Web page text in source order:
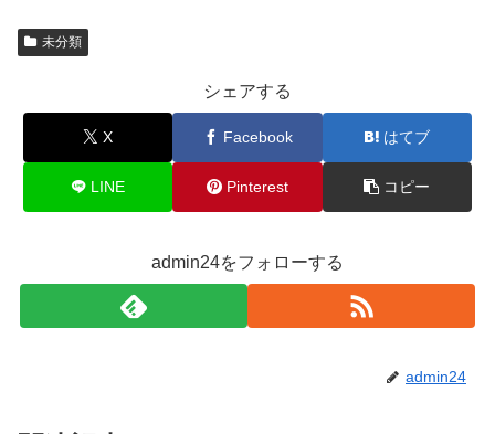
未分類
シェアする
X Facebook はてブ
LINE Pinterest コピー
admin24をフォローする
admin24